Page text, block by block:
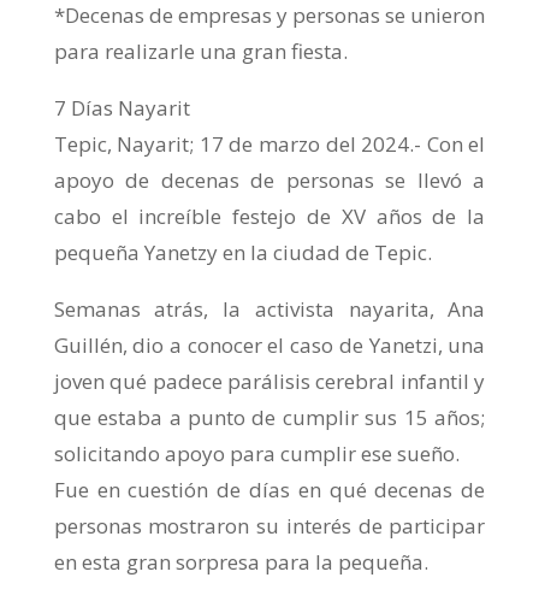
*Decenas de empresas y personas se unieron
para realizarle una gran fiesta.
7 Días Nayarit
Tepic, Nayarit; 17 de marzo del 2024.- Con el
apoyo de decenas de personas se llevó a
cabo el increíble festejo de XV años de la
pequeña Yanetzy en la ciudad de Tepic.
Semanas atrás, la activista nayarita, Ana
Guillén, dio a conocer el caso de Yanetzi, una
joven qué padece parálisis cerebral infantil y
que estaba a punto de cumplir sus 15 años;
solicitando apoyo para cumplir ese sueño.
Fue en cuestión de días en qué decenas de
personas mostraron su interés de participar
en esta gran sorpresa para la pequeña.